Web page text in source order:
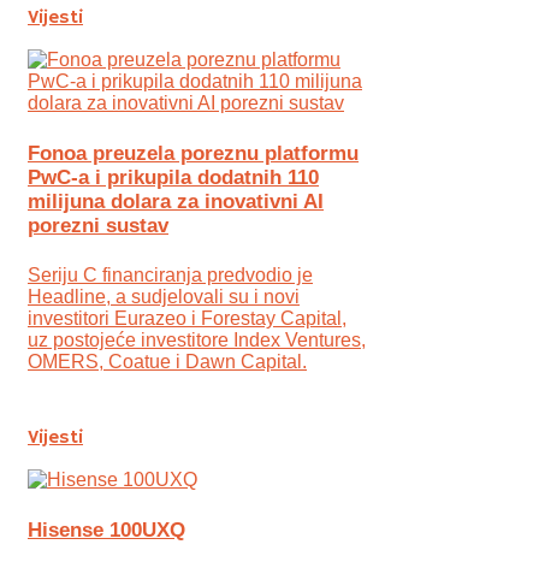
Vijesti
Fonoa preuzela poreznu platformu
PwC-a i prikupila dodatnih 110
milijuna dolara za inovativni AI
porezni sustav
Seriju C financiranja predvodio je
Headline, a sudjelovali su i novi
investitori Eurazeo i Forestay Capital,
uz postojeće investitore Index Ventures,
OMERS, Coatue i Dawn Capital.
Vijesti
Hisense 100UXQ